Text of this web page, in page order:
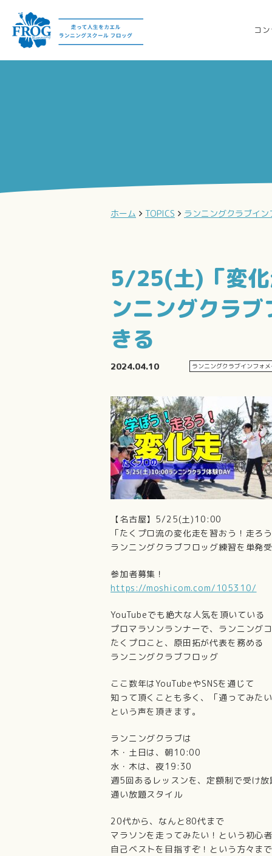
コ
ホーム TOPICS ランニングクラブイ
5/25(土)「変化
ンニングクラ
きる
2024.04.10 ランニングクラブインフォ
【名古屋】5/25(土)10:00
「たくプロ流の変化走を習おう！走ろう
ランニングクラブフロッグ練習を単発
参加者募集！
https://moshicom.com/105310/
YouTubeでも絶大な人気を頂いている
プロマラソンランナーで、ランニング
たくプロこと、原田拓が代表を務める
ランニングクラブフロッグ
ここ数年はYouTubeやSNSを通じて
知って頂くことも多く、「通ってみたい
という声を頂きます。
ランニングクラブは
木・土日は、朝10:00
水・木は、夜19:30
週5回あるレッスンを、定額制で受け放
通い放題スタイル
20代から、なんと80代まで
マラソンを走ってみたい！という初心
自己ベストを目指すぞ！という方々ま